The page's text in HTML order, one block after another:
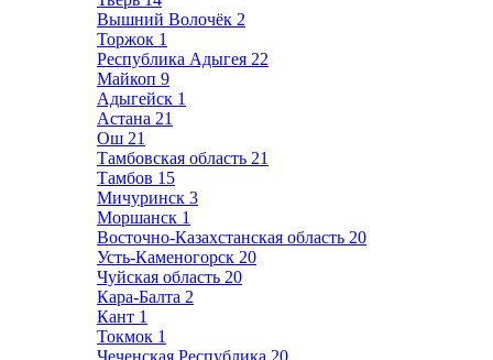
Вышний Волочёк 2
Торжок 1
Республика Адыгея 22
Майкоп 9
Адыгейск 1
Астана 21
Ош 21
Тамбовская область 21
Тамбов 15
Мичуринск 3
Моршанск 1
Восточно-Казахстанская область 20
Усть-Каменогорск 20
Чуйская область 20
Кара-Балта 2
Кант 1
Токмок 1
Чеченская Республика 20